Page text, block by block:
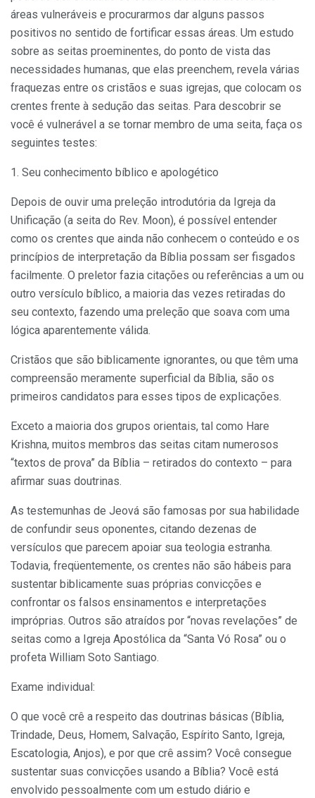
áreas vulneráveis e procurarmos dar alguns passos
positivos no sentido de fortificar essas áreas. Um estudo
sobre as seitas proeminentes, do ponto de vista das
necessidades humanas, que elas preenchem, revela várias
fraquezas entre os cristãos e suas igrejas, que colocam os
crentes frente à sedução das seitas. Para descobrir se
você é vulnerável a se tornar membro de uma seita, faça os
seguintes testes:
1. Seu conhecimento bíblico e apologético
Depois de ouvir uma preleção introdutória da Igreja da
Unificação (a seita do Rev. Moon), é possível entender
como os crentes que ainda não conhecem o conteúdo e os
princípios de interpretação da Bíblia possam ser fisgados
facilmente. O preletor fazia citações ou referências a um ou
outro versículo bíblico, a maioria das vezes retiradas do
seu contexto, fazendo uma preleção que soava com uma
lógica aparentemente válida.
Cristãos que são biblicamente ignorantes, ou que têm uma
compreensão meramente superficial da Bíblia, são os
primeiros candidatos para esses tipos de explicações.
Exceto a maioria dos grupos orientais, tal como Hare
Krishna, muitos membros das seitas citam numerosos
“textos de prova” da Bíblia – retirados do contexto – para
afirmar suas doutrinas.
As testemunhas de Jeová são famosas por sua habilidade
de confundir seus oponentes, citando dezenas de
versículos que parecem apoiar sua teologia estranha.
Todavia, freqüentemente, os crentes não são hábeis para
sustentar biblicamente suas próprias convicções e
confrontar os falsos ensinamentos e interpretações
impróprias. Outros são atraídos por “novas revelações” de
seitas como a Igreja Apostólica da “Santa Vó Rosa” ou o
profeta William Soto Santiago.
Exame individual:
O que você crê a respeito das doutrinas básicas (Bíblia,
Trindade, Deus, Homem, Salvação, Espírito Santo, Igreja,
Escatologia, Anjos), e por que crê assim? Você consegue
sustentar suas convicções usando a Bíblia? Você está
envolvido pessoalmente com um estudo diário e